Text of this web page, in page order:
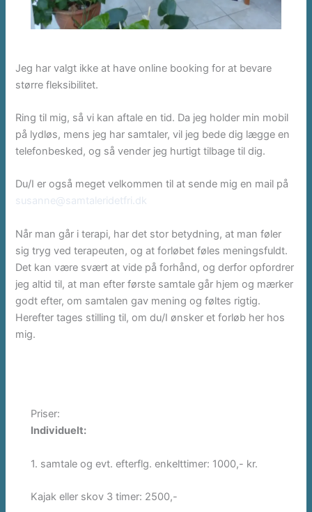
Jeg har valgt ikke at have online booking for at bevare
større fleksibilitet.
Ring til mig, så vi kan aftale en tid. Da jeg holder min mobil
på lydløs, mens jeg har samtaler, vil jeg bede dig lægge en
telefonbesked, og så vender jeg hurtigt tilbage til dig.
Du/I er også meget velkommen til at sende mig en mail på
susanne@samtaleridetfri.dk
Når man går i terapi, har det stor betydning, at man føler
sig tryg ved terapeuten, og at forløbet føles meningsfuldt.
Det kan være svært at vide på forhånd, og derfor opfordrer
jeg altid til, at man efter første samtale går hjem og mærker
godt efter, om samtalen gav mening og føltes rigtig.
Herefter tages stilling til, om du/I ønsker et forløb her hos
mig.
Priser:
Individuelt:
1. samtale og evt. efterflg. enkelttimer: 1000,- kr.
Kajak eller skov 3 timer: 2500,-